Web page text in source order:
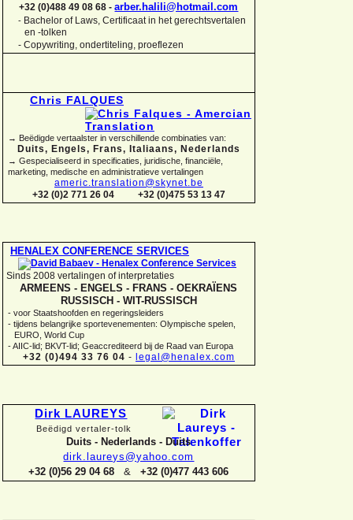
+32 (0)488 49 08 68 - arber.halili@hotmail.com
- Bachelor of Laws, Certificaat in het gerechtsvertalen
en -tolken
- Copywriting, ondertiteling, proeflezen
Chris FALQUES
→ Beëdigde vertaalster in verschillende combinaties van:
Duits, Engels, Frans, Italiaans, Nederlands
→ Gespecialiseerd in specificaties, juridische, financiële,
marketing, medische en administratieve vertalingen
americ.translation@skynet.be
+32 (0)2 771 26 04
+32 (0)475 53 13 47
HENALEX CONFERENCE SERVICES
Sinds 2008 vertalingen of interpretaties
ARMEENS - ENGELS - FRANS - OEKRAÏENS
RUSSISCH - WIT-RUSSISCH
- voor Staatshoofden en regeringsleiders
- tijdens belangrijke sportevenementen: Olympische spelen,
EURO, World Cup
-AIIC-lid; BKVT-lid; Geaccrediteerd bij de Raad van Europa
+32 (0)494 33 76 04 - legal@henalex.com
Dirk LAUREYS
Beëdigd vertaler-tolk
Duits - Nederlands - Duits
dirk.laureys@yahoo.com
+32 (0)56 29 04 68& +32 (0)477 443 606